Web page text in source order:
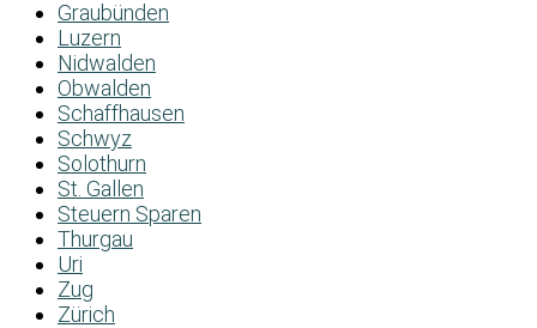
Graubünden
Luzern
Nidwalden
Obwalden
Schaffhausen
Schwyz
Solothurn
St. Gallen
Steuern Sparen
Thurgau
Uri
Zug
Zürich